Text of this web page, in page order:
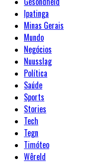
Ipatinga
Minas Gerais
Mundo
Negócios
Nuusslag
Política
Saúde
Sports
Stories
Tech
Tegn
Timóteo
Wêreld